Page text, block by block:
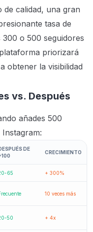
de calidad, una gran
tasa de
o 500 seguidores
priorizará
obtener la visibilidad
vs. Después
añades 500
DE
CRECIMIENTO
65 + 300%
10 veces más
50 + 4x